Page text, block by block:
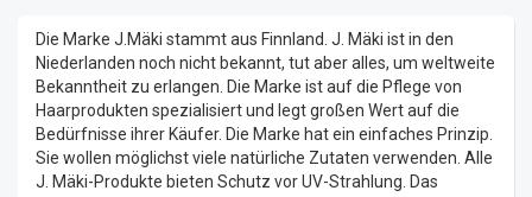
Die Marke J.Mäki stammt aus Finnland. J. Mäki ist in den
Niederlanden noch nicht bekannt, tut aber alles, um weltweite
Bekanntheit zu erlangen. Die Marke ist auf die Pflege von
Haarprodukten spezialisiert und legt großen Wert auf die
Bedürfnisse ihrer Käufer. Die Marke hat ein einfaches Prinzip.
Sie wollen möglichst viele natürliche Zutaten verwenden. Alle
J. Mäki-Produkte bieten Schutz vor UV-Strahlung. Das